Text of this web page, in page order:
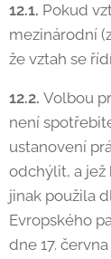
12.1. Pokud
mezinárodní
že vztah se
12.2. Volbou
není
ustanovení
odchýlit, a jež
jinak použila
Evropského
dne 17.